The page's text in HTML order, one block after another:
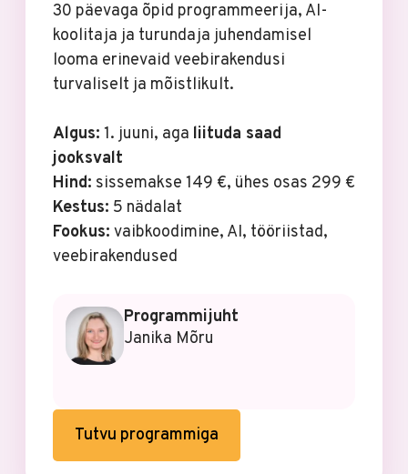
30 päevaga õpid programmeerija, AI-
koolitaja ja turundaja juhendamisel
looma erinevaid veebirakendusi
turvaliselt ja mõistlikult.
Algus: 1. juuni, aga liituda saad
jooksvalt
Hind: sissemakse 149 €, ühes osas 299 €
Kestus: 5 nädalat
Fookus: vaibkoodimine, AI, tööriistad,
veebirakendused
Programmijuht
Janika Mõru
Tutvu programmiga